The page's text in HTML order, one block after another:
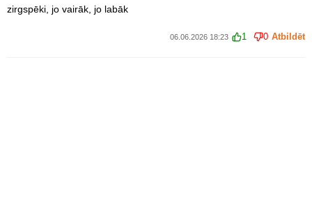
zirgspēki, jo vairāk, jo labāk
06.06.2026 18:23 1 0 Atbildēt